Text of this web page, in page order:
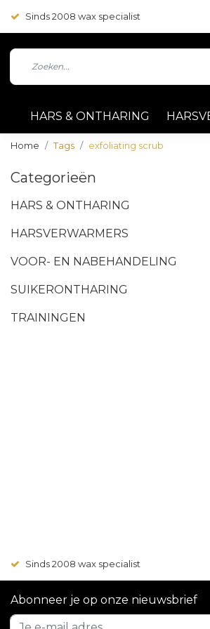
Sinds 2008 wax specialist
HARS & ONTHARING
Home Tags exfoliating scrub
Categorieën
HARS & ONTHARING
HARSVERWARMERS
VOOR- EN NABEHANDELING
SUIKERONTHARING
TRAININGEN
Sinds 2008 wax specialist
Abonneer je op onze nieuwsbrief